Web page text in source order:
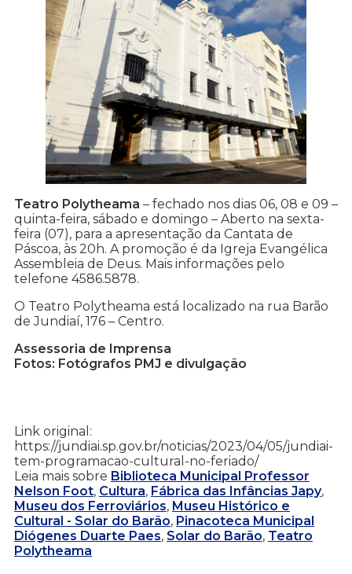
Teatro Polytheama – fechado nos dias 06, 08 e 09 –
quinta-feira, sábado e domingo – Aberto na sexta-
feira (07), para a apresentação da Cantata de
Páscoa, às 20h. A promoção é da Igreja Evangélica
Assembleia de Deus. Mais informações pelo
telefone 4586.5878.
O Teatro Polytheama está localizado na rua Barão
de Jundiaí, 176 – Centro.
Assessoria de Imprensa
Fotos: Fotógrafos PMJ e divulgação
Link original:
https://jundiai.sp.gov.br/noticias/2023/04/05/jundiai-
tem-programacao-cultural-no-feriado/
Leia mais sobre Biblioteca Municipal Professor
Nelson Foot, Cultura, Fábrica das Infâncias Japy,
Museu dos Ferroviários, Museu Histórico e
Cultural - Solar do Barão, Pinacoteca Municipal
Diógenes Duarte Paes, Solar do Barão, Teatro
Polytheama